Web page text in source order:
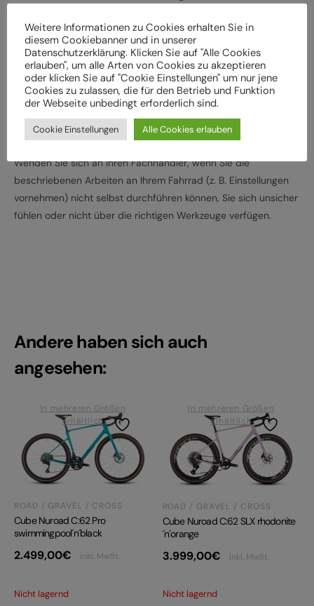
überprüft werden
Lassen Sie das Fahrrad entsprechend den
Herstellervorgaben regelmäßig von einem Fachbetrieb
überprüfen und warten, um Gefährdungen, z. B.
verschleißbedingt, zu vermeiden
Halten Sie die angegebenen Drehmomente (Nm) für die
Montage von Bauteilen ein
Wenden Sie sich an Ihren Fachhändler, wenn Sie die
beschriebenen Arbeiten an Ihrem Fahrrad (z. B. Einstellungen
vornehmen) nicht selbst durchführen können, Sie sich unsicher
fühlen oder nicht über die richtigen Werkzeuge verfügen.
Andere haben sich auch
angesehen:
In mehreren Größen
erhältlich
ROAD / GRAVEL / CROSS
Cube Nuroad C:62 Pro
swimmingpool´n´black
2.499,00€ inkl. MwSt.
Nicht lagernd
In mehreren Größen
erhältlich
ROAD / GRAVEL / CROSS
Cube Nuroad C:62 SLX rhodonite
´n´orange
3.999,00€ inkl. MwSt.
Nicht lagernd
Weitere Informationen zu Cookies erhalten Sie in
diesem Cookiebanner und in unserer
Datenschutzerklärung. Klicken Sie auf "Alle Cookies
erlauben", um alle Arten von Cookies zu akzeptieren
oder klicken Sie auf "Cookie Einstellungen" um nur jene
Cookies zu zulassen, die für den Betrieb und Funktion
der Webseite unbedingt erforderlich sind.
Cookie Einstellungen Alle Cookies erlauben